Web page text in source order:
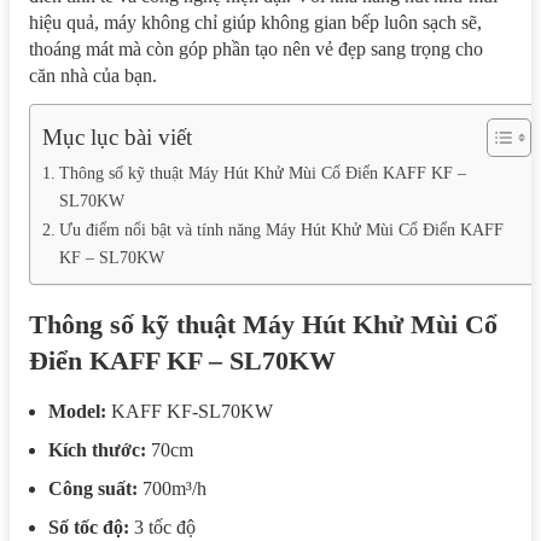
hiệu quả, máy không chỉ giúp không gian bếp luôn sạch sẽ,
thoáng mát mà còn góp phần tạo nên vẻ đẹp sang trọng cho
căn nhà của bạn.
Mục lục bài viết
Thông số kỹ thuật Máy Hút Khử Mùi Cổ Điển KAFF KF –
SL70KW
Ưu điểm nổi bật và tính năng Máy Hút Khử Mùi Cổ Điển KAFF
KF – SL70KW
Thông số kỹ thuật Máy Hút Khử Mùi Cổ
Điển KAFF KF – SL70KW
Model: KAFF KF-SL70KW
Kích thước: 70cm
Công suất: 700m³/h
Số tốc độ: 3 tốc độ